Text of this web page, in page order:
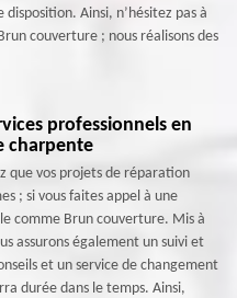
Ainsi, n’hésitez pas à
couverture ; nous réalisons des
professionnels en
charpente
que vos projets de réparation
; si vous faites appel à une
comme Brun couverture. Mis à
assurons également un suivi et
et un service de changement
durée dans le temps. Ainsi,